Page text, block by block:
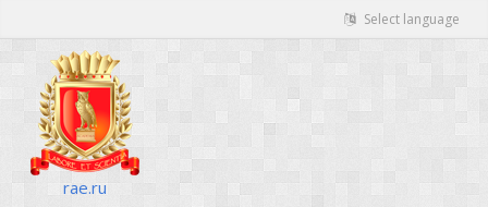
Select language
rae.ru